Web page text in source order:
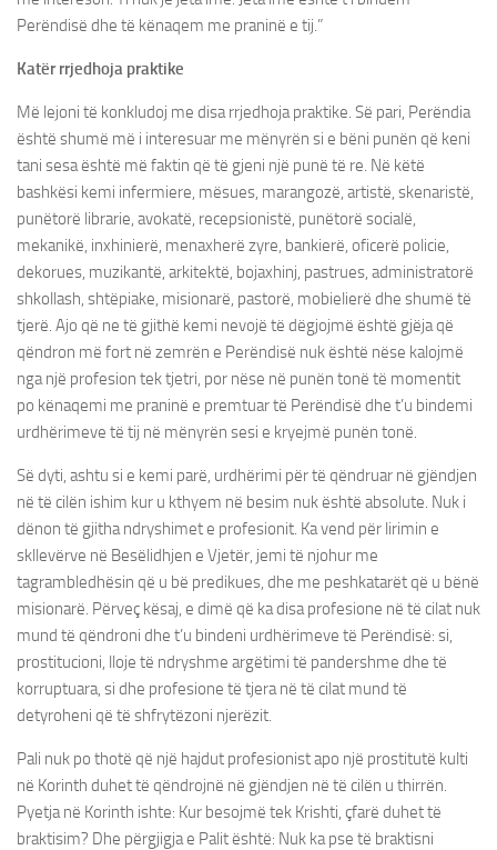
Perëndisë dhe të kënaqem me praninë e tij.”
Katër rrjedhoja praktike
Më lejoni të konkludoj me disa rrjedhoja praktike. Së pari, Perëndia
është shumë më i interesuar me mënyrën si e bëni punën që keni
tani sesa është më faktin që të gjeni një punë të re. Në këtë
bashkësi kemi infermiere, mësues, marangozë, artistë, skenaristë,
punëtorë librarie, avokatë, recepsionistë, punëtorë socialë,
mekanikë, inxhinierë, menaxherë zyre, bankierë, oficerë policie,
dekorues, muzikantë, arkitektë, bojaxhinj, pastrues, administratorë
shkollash, shtëpiake, misionarë, pastorë, mobielierë dhe shumë të
tjerë. Ajo që ne të gjithë kemi nevojë të dëgjojmë është gjëja që
qëndron më fort në zemrën e Perëndisë nuk është nëse kalojmë
nga një profesion tek tjetri, por nëse në punën tonë të momentit
po kënaqemi me praninë e premtuar të Perëndisë dhe t’u bindemi
urdhërimeve të tij në mënyrën sesi e kryejmë punën tonë.
Së dyti, ashtu si e kemi parë, urdhërimi për të qëndruar në gjëndjen
në të cilën ishim kur u kthyem në besim nuk është absolute. Nuk i
dënon të gjitha ndryshimet e profesionit. Ka vend për lirimin e
skllevërve në Besëlidhjen e Vjetër, jemi të njohur me
tagrambledhësin që u bë predikues, dhe me peshkatarët që u bënë
misionarë. Përveç kësaj, e dimë që ka disa profesione në të cilat nuk
mund të qëndroni dhe t’u bindeni urdhërimeve të Perëndisë: si,
prostitucioni, lloje të ndryshme argëtimi të pandershme dhe të
korruptuara, si dhe profesione të tjera në të cilat mund të
detyroheni që të shfrytëzoni njerëzit.
Pali nuk po thotë që një hajdut profesionist apo një prostitutë kulti
në Korinth duhet të qëndrojnë në gjëndjen në të cilën u thirrën.
Pyetja në Korinth ishte: Kur besojmë tek Krishti, çfarë duhet të
braktisim? Dhe përgjigja e Palit është: Nuk ka pse të braktisni